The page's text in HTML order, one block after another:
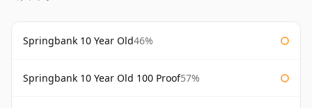
Springbank 10 Year Old46%
Springbank 10 Year Old 100 Proof57%